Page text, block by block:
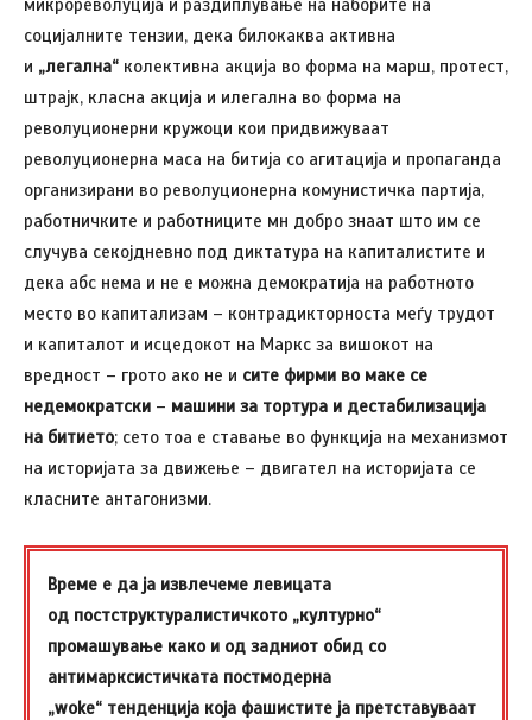
микрореволуција и раздиплување на наборите на
социјалните тензии, дека билокаква активна
и „легална“ колективна акција во форма на марш, протест,
штрајк, класна акција и илегална во форма на
револуционерни кружоци кои придвижуваат
револуционерна маса на битија со агитација и пропаганда
организирани во револуционерна комунистичка партија,
работничките и работниците мн добро знаат што им се
случува секојдневно под диктатура на капиталистите и
дека абс нема и не е можна демократија на работното
место во капитализам – контрадикторноста меѓу трудот
и капиталот и исцедокот на Маркс за вишокот на
вредност – грото ако не и сите фирми во маке се
недемократски – машини за тортура и дестабилизација
на битието; сето тоа е ставање во функција на механизмот
на историјата за движење – двигател на историјата се
класните антагонизми.
Време е да ја извлечеме левицата
од постструктуралистичкото „културно“
промашување како и од задниот обид со
антимарксистичката постмодерна
„woke“ тенденција која фашистите ја претставуваат